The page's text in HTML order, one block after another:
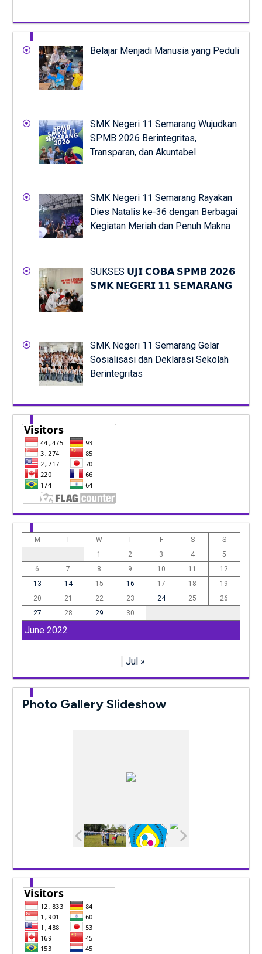
Belajar Menjadi Manusia yang Peduli
SMK Negeri 11 Semarang Wujudkan
SPMB 2026 Berintegritas,
Transparan, dan Akuntabel
SMK Negeri 11 Semarang Rayakan
Dies Natalis ke-36 dengan Berbagai
Kegiatan Meriah dan Penuh Makna
SUKSES 𝗨𝗝𝗜 𝗖𝗢𝗕𝗔 𝗦𝗣𝗠𝗕 𝟮𝟬𝟮𝟲
𝗦𝗠𝗞 𝗡𝗘𝗚𝗘𝗥𝗜 𝟭𝟭 𝗦𝗘𝗠𝗔𝗥𝗔𝗡𝗚
SMK Negeri 11 Semarang Gelar
Sosialisasi dan Deklarasi Sekolah
Berintegritas
June 2022
M T W T F S
S
1
2 3 4
5
6
7 8 9 10 11
12
13
14 15 16 17 18
19
20
21 22 23 24 25
26
27
28 29 30
Jul »
Photo Gallery Slideshow